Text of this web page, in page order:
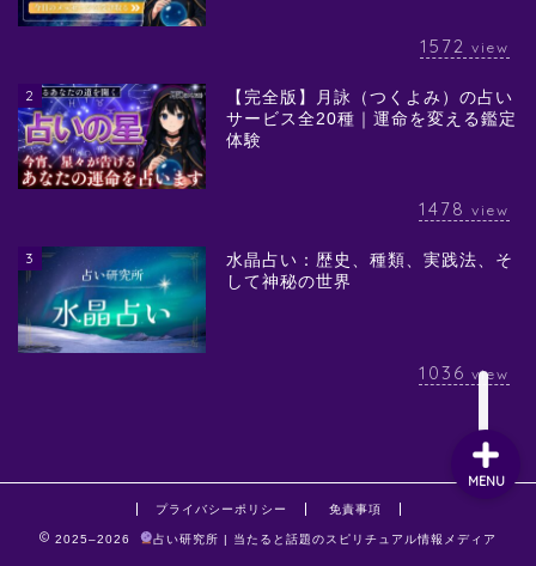
1572 view
2
【完全版】月詠（つくよみ）の占い
サービス全20種｜運命を変える鑑定
体験
1478 view
3
水晶占い：歴史、種類、実践法、そ
して神秘の世界
1036 view
プライバシーポリシー 免責事項
2025–2026 占い研究所 | 当たると話題のスピリチュアル情報メディア
MENU